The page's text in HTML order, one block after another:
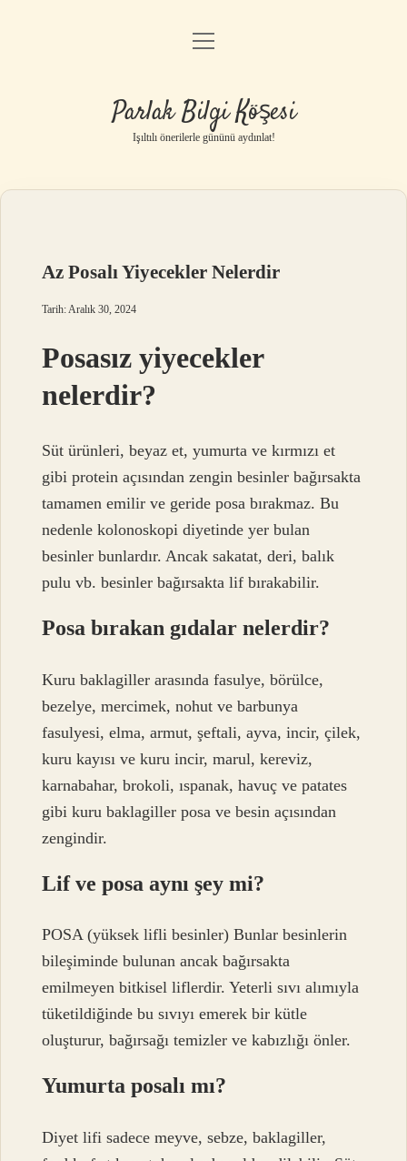
Anasayfa
Yasal Uyarı
menüyü
Parlak Bilgi Köşesi
Işıltılı önerilerle gününü aydınlat!
Az Posalı Yiyecekler Nelerdir
Tarih: Aralık 30, 2024
Posasız yiyecekler
nelerdir?
Süt ürünleri, beyaz et, yumurta ve kırmızı et
gibi protein açısından zengin besinler bağırsakta
tamamen emilir ve geride posa bırakmaz. Bu
nedenle kolonoskopi diyetinde yer bulan
besinler bunlardır. Ancak sakatat, deri, balık
pulu vb. besinler bağırsakta lif bırakabilir.
Posa bırakan gıdalar nelerdir?
Kuru baklagiller arasında fasulye, börülce,
bezelye, mercimek, nohut ve barbunya
fasulyesi, elma, armut, şeftali, ayva, incir, çilek,
kuru kayısı ve kuru incir, marul, kereviz,
karnabahar, brokoli, ıspanak, havuç ve patates
gibi kuru baklagiller posa ve besin açısından
zengindir.
Lif ve posa aynı şey mi?
POSA (yüksek lifli besinler) Bunlar besinlerin
bileşiminde bulunan ancak bağırsakta
emilmeyen bitkisel liflerdir. Yeterli sıvı alımıyla
tüketildiğinde bu sıvıyı emerek bir kütle
oluşturur, bağırsağı temizler ve kabızlığı önler.
Yumurta posalı mı?
Diyet lifi sadece meyve, sebze, baklagiller,